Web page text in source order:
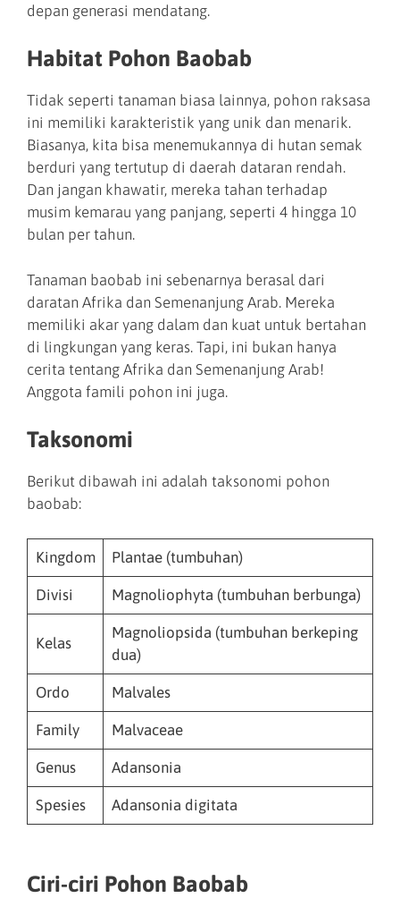
depan generasi mendatang.
Habitat Pohon Baobab
Tidak seperti tanaman biasa lainnya, pohon raksasa
ini memiliki karakteristik yang unik dan menarik.
Biasanya, kita bisa menemukannya di hutan semak
berduri yang tertutup di daerah dataran rendah.
Dan jangan khawatir, mereka tahan terhadap
musim kemarau yang panjang, seperti 4 hingga 10
bulan per tahun.
Tanaman baobab ini sebenarnya berasal dari
daratan Afrika dan Semenanjung Arab. Mereka
memiliki akar yang dalam dan kuat untuk bertahan
di lingkungan yang keras. Tapi, ini bukan hanya
cerita tentang Afrika dan Semenanjung Arab!
Anggota famili pohon ini juga.
Taksonomi
Berikut dibawah ini adalah taksonomi pohon
baobab:
Kingdom Plantae (tumbuhan)
Divisi Magnoliophyta (tumbuhan berbunga)
Kelas
Magnoliopsida (tumbuhan berkeping
dua)
Ordo Malvales
Family Malvaceae
Genus Adansonia
Spesies Adansonia digitata
Ciri-ciri Pohon Baobab